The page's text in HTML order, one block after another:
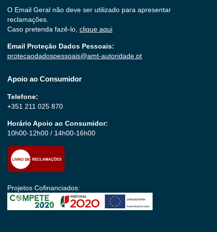
O Email Geral não deve ser utilizado para apresentar
reclamações.
Caso pretenda fazê-lo, clique aqui
Email Proteção Dados Pessoais:
protecaodadospessoais@amt-autoridade.pt
Apoio ao Consumidor
Telefone:
+351 211 025 870
Horário Apoio ao Consumidor:
10h00-12h00 / 14h00-16h00
Projetos Cofinanciados: